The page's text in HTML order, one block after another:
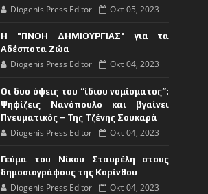
Diogenis Press Editor Οκτ 05, 2023
Η "ΠΝΟΗ ΔΗΜΙΟΥΡΓΙΑΣ" για τα
Αδέσποτα Ζώα
Diogenis Press Editor Οκτ 04, 2023
Οι δυο όψεις του “ίδιου νομίσματος”:
Ψηφίζεις Νανόπουλο και βγαίνει
Πνευματικός – Της Τζένης Σουκαρά
Diogenis Press Editor Οκτ 04, 2023
Γεύμα του Νίκου Σταυρέλη στους
δημοσιογράφους της Κορίνθου
Diogenis Press Editor Οκτ 04, 2023